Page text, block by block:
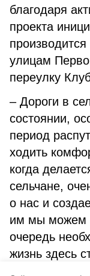
благодаря
проекта
улицам
переулку
– Дороги в
состоянии,
период
ходить
когда
сельчане,
о нас и
им мы можем
очередь
жизнь здесь